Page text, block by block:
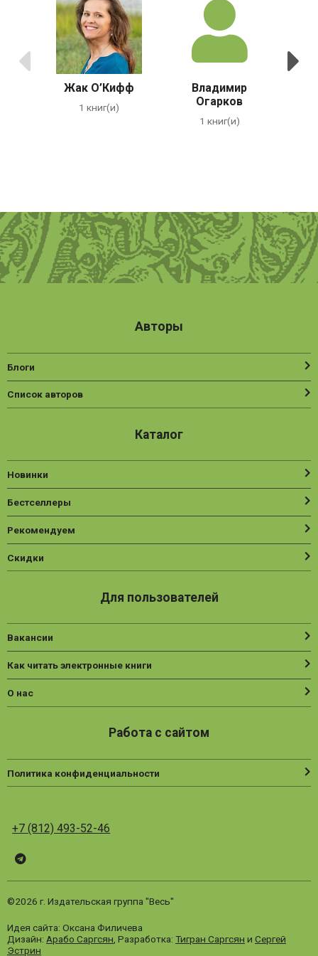
Предыдущие
Жак О’Кифф
1 книг(и)
Владимир
Огарков
1 книг(и)
Авторы
Блоги
Список авторов
Каталог
Новинки
Бестселлеры
Рекомендуем
Скидки
Для пользователей
Вакансии
Как читать электронные книги
О нас
Работа с сайтом
Политика конфиденциальности
+7 (812) 493-52-46
Telegram
©2026 г. Издательская группа "Весь"
Идея сайта: Оксана Филичева
Дизайн: Арабо Саргсян , Разработка: Тигран Саргсян и Сергей
Эстрин